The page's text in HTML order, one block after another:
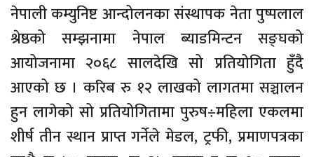
नेपाली कम्युनिष्ट आन्दोलनका संस्थापक नेता पुष्पलाल
श्रेष्ठको सम्झनामा नेपाल ब्याडमिन्टन सङ्घको
आयोजनामा २०६८ सालदेखि सो प्रतियोगिता हुँदै
आएको छ । करिब रु १२ लाखको लागतमा सञ्चालन
हुन लागेको सो प्रतियोगितामा पुरुष÷महिला एकलमा
शीर्ष तीन स्थान प्राप्त गर्नेले मेडल, ट्रफी, प्रमाणपत्रका